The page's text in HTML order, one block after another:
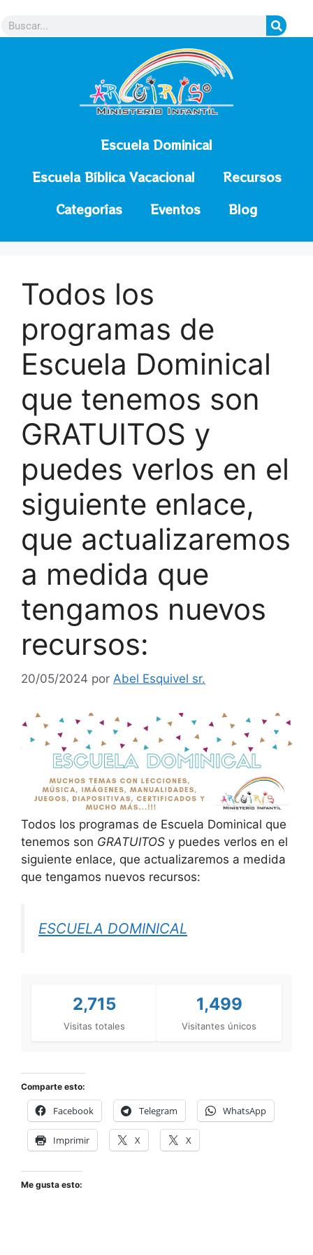
Escuela Dominical
Escuela Bíblica Vacacional
Recursos
Categorías
Eventos Blog
Todos los
programas de
Escuela Dominical
que tenemos son
GRATUITOS y
puedes verlos en el
siguiente enlace,
que actualizaremos
a medida que
tengamos nuevos
recursos:
20/05/2024 por Abel Esquivel sr.
Todos los programas de Escuela Dominical que
tenemos son GRATUITOS y puedes verlos en el
siguiente enlace, que actualizaremos a medida
que tengamos nuevos recursos:
ESCUELA DOMINICAL
2,715
Visitas totales
1,499
Visitantes únicos
Comparte esto:
Facebook Telegram WhatsApp
Imprimir X X
Me gusta esto: